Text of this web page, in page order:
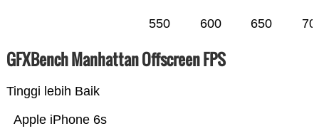
550 600 650
GFXBench Manhattan Offscreen FPS
Tinggi lebih Baik
Apple iPhone 6s